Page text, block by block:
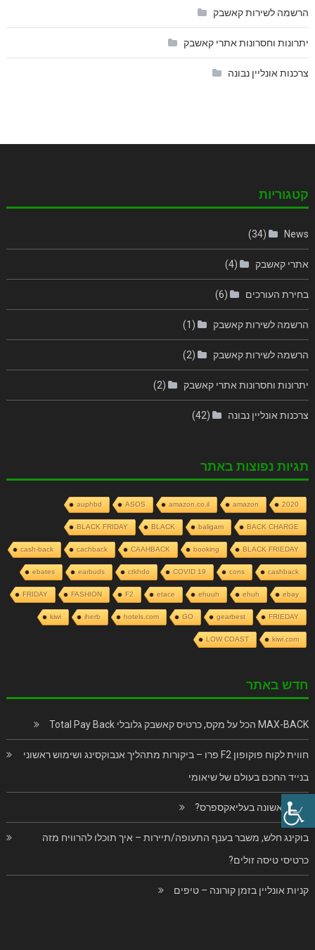
הרשמה לשירות קאשבק
יתרונות וחסרונות אתרי קאשבק
צרכנות אונליין נבונה
קטגוריות
News
(34)
אתרי קאשבק (4)
בחירת העורכים (6)
הרשמה לשירות קאשבק (1)
הרשמה לשירות קאשבק (2)
יתרונות וחסרונות אתרי קאשבק (2)
צרכנות אונליין נבונה (42)
תגיות נפוצות באתר
2020
amazon
amazon.co.il
ASOS
auphbd
BACK CHARGE
baligam
BLACK
BLACK FRIDAY
BLACK FRIEDAY
booking
CAAHBACK
cachback
cash-back
cashback
cons
COVID 19
ctkhdo
earbuds
ebates
ebay
ehuh
ehuuh
etace
F2
FASHION
FRIDAY
FRIEDAY
gearbest
GO
hotels.com
iherb
kiwi
kiwi.com
LOW COAST
חדש באתר
MAX-BACK הכל על מקס, כרטיס קאשבק גלובלי Total Pay Back
חווית לקוח פוקופון F2 פרו – ביקורות מתהליך אנבוקסינג ושימוש ראשוני
בנייד החכם בעולם של שיאומי
פעם ראשונה בעליאקספרס?
בוקינג חלש, משבר בענף התעופה/תיירות – איך תוכלו להרוויח מזה
כרטיסי טיסה זולים?
קניות אונליין בזמן קורונה – טיפים